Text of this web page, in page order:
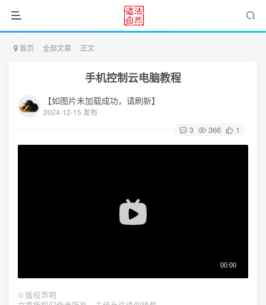
首页 全部文章 正文
手机控制云电脑教程
【如图片未加载成功，请刷新】
2024-12-15 发布
3 366 1
© 版权声明